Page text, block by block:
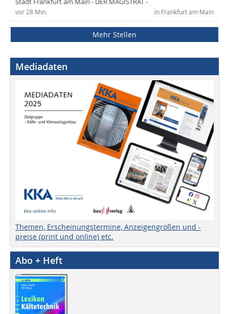
Stadt Frankfurt am Main - DER MAGISTRAT -
in Frankfurt am Main
vor 28 Min.
Mehr Stellen
Mediadaten
Themen, Erscheinungstermine, Anzeigengrößen und -
preise (print und online) etc.
Abo + Heft